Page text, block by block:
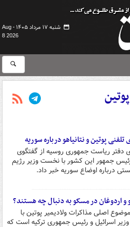
شنبه ۱۷ مرداد ۱۴۰۵ -
Aug
8 2026
پوتین و نتانیاهو درباره سوریه
دفتر ریاست جمهوری روسیه از گفتگوی
جمهور این کشور با نخست‌ وزیر رژیم
درباره اوضاع سوریه خبر داد.
و اردوغان در مسکو به دنبال چه هستند؟
اصلی مذاکرات ولادیمیر پوتین با
اسرائیل و رئیس جمهوری ترکیه است که